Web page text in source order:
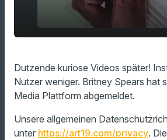
play_arrow
00:00
Dutzende kuriose Videos später!
Nutzer weniger. Britney Spears hat
Media Plattform abgemeldet.
Unsere allgemeinen
unter https://art19.com/privacy. Die